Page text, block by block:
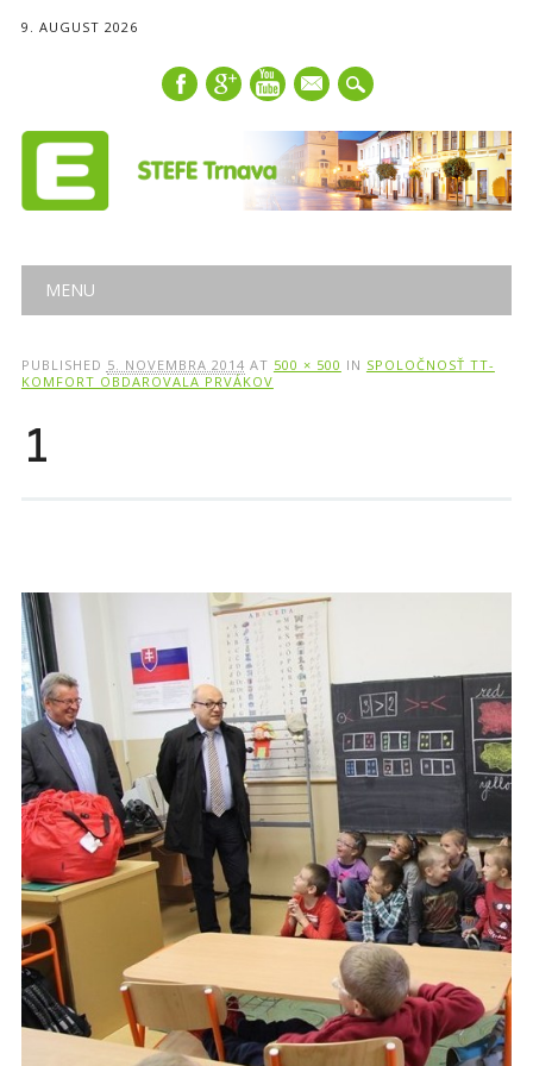
9. AUGUST 2026
mail
Main menu
MENU
PUBLISHED 5. NOVEMBRA 2014 AT 500 × 500 IN SPOLOČNOSŤ TT-
KOMFORT OBDAROVALA PRVÁKOV
1